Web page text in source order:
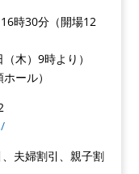
時30分（開場12
木）9時より）
ール）
夫婦割引、親子割